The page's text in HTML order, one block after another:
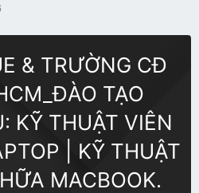
& TRƯỜNG CĐ
TẠO
KỸ THUẬT VIÊN
| KỸ THUẬT
MACBOOK.